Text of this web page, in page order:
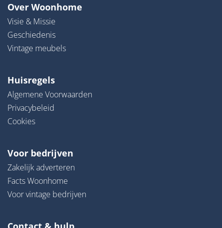
Over Woonhome
Visie & Missie
Geschiedenis
Vintage meubels
Huisregels
Algemene Voorwaarden
Privacybeleid
Cookies
Voor bedrijven
Zakelijk adverteren
Facts Woonhome
Voor vintage bedrijven